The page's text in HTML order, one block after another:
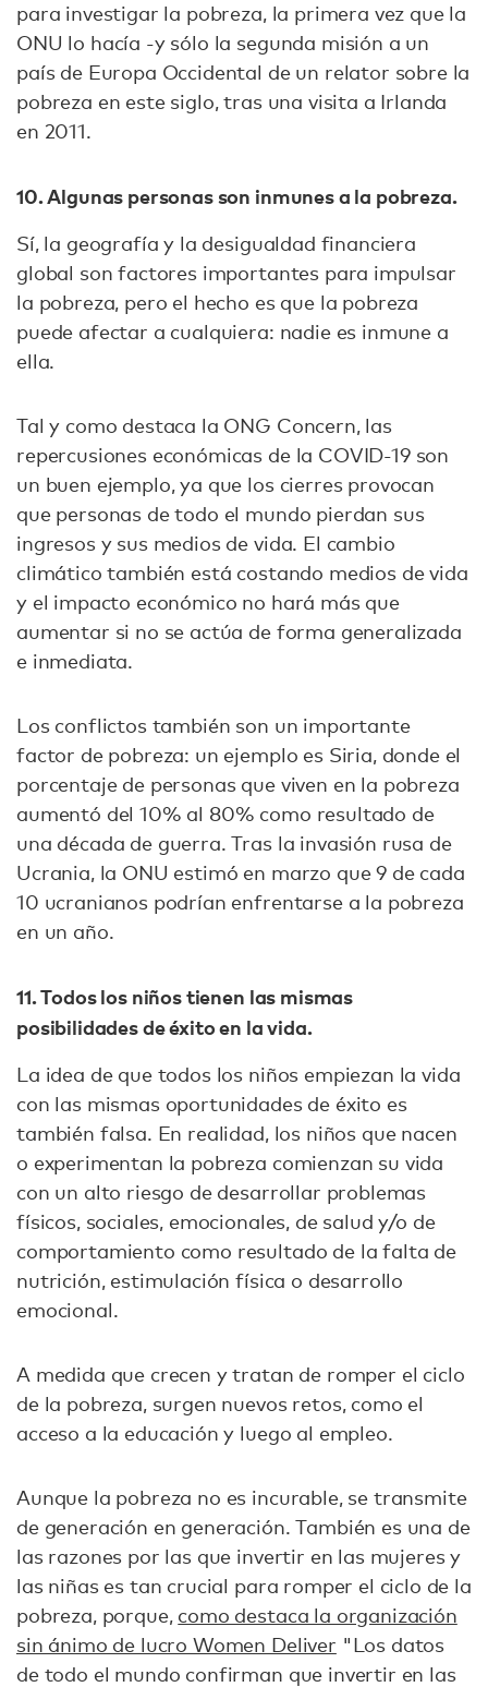
para investigar la pobreza, la primera vez que la
ONU lo hacía -y sólo la segunda misión a un
país de Europa Occidental de un relator sobre la
pobreza en este siglo, tras una visita a Irlanda
en 2011.
10. Algunas personas son inmunes a la pobreza.
Sí, la geografía y la desigualdad financiera
global son factores importantes para impulsar
la pobreza, pero el hecho es que la pobreza
puede afectar a cualquiera: nadie es inmune a
ella.
Tal y como destaca la ONG Concern, las
repercusiones económicas de la COVID-19 son
un buen ejemplo, ya que los cierres provocan
que personas de todo el mundo pierdan sus
ingresos y sus medios de vida. El cambio
climático también está costando medios de vida
y el impacto económico no hará más que
aumentar si no se actúa de forma generalizada
e inmediata.
Los conflictos también son un importante
factor de pobreza: un ejemplo es Siria, donde el
porcentaje de personas que viven en la pobreza
aumentó del 10% al 80% como resultado de
una década de guerra. Tras la invasión rusa de
Ucrania, la ONU estimó en marzo que 9 de cada
10 ucranianos podrían enfrentarse a la pobreza
en un año.
11. Todos los niños tienen las mismas
posibilidades de éxito en la vida.
La idea de que todos los niños empiezan la vida
con las mismas oportunidades de éxito es
también falsa. En realidad, los niños que nacen
o experimentan la pobreza comienzan su vida
con un alto riesgo de desarrollar problemas
físicos, sociales, emocionales, de salud y/o de
comportamiento como resultado de la falta de
nutrición, estimulación física o desarrollo
emocional.
A medida que crecen y tratan de romper el ciclo
de la pobreza, surgen nuevos retos, como el
acceso a la educación y luego al empleo.
Aunque la pobreza no es incurable, se transmite
de generación en generación. También es una de
las razones por las que invertir en las mujeres y
las niñas es tan crucial para romper el ciclo de la
pobreza, porque, como destaca la organización
sin ánimo de lucro Women Deliver "Los datos
de todo el mundo confirman que invertir en las